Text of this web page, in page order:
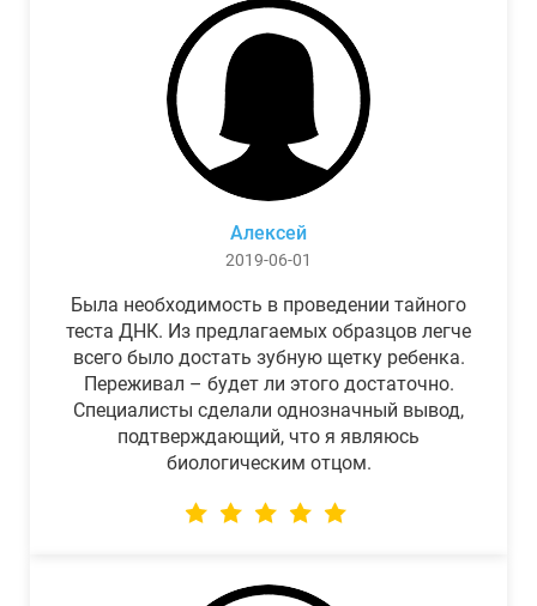
Алексей
2019-06-01
Была необходимость в проведении тайного
теста ДНК. Из предлагаемых образцов легче
всего было достать зубную щетку ребенка.
Переживал – будет ли этого достаточно.
Специалисты сделали однозначный вывод,
подтверждающий, что я являюсь
биологическим отцом.